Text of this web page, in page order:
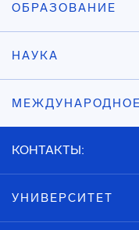
ОБРАЗОВАНИЕ
НАУКА
КОНТАКТЫ:
УНИВЕРСИТЕТ